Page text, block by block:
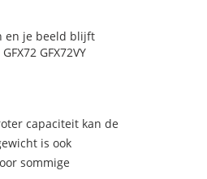
en je beeld blijft
GFX72VY
capaciteit kan de
is ook
sommige